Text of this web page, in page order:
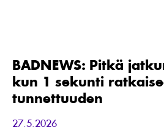
auttaa,
kun
1
sekunti
ratkaisee
brändisi
tunnettuuden
BADNEWS: Pitkä
kun 1 sekunti
tunnettuuden
27.5.2026